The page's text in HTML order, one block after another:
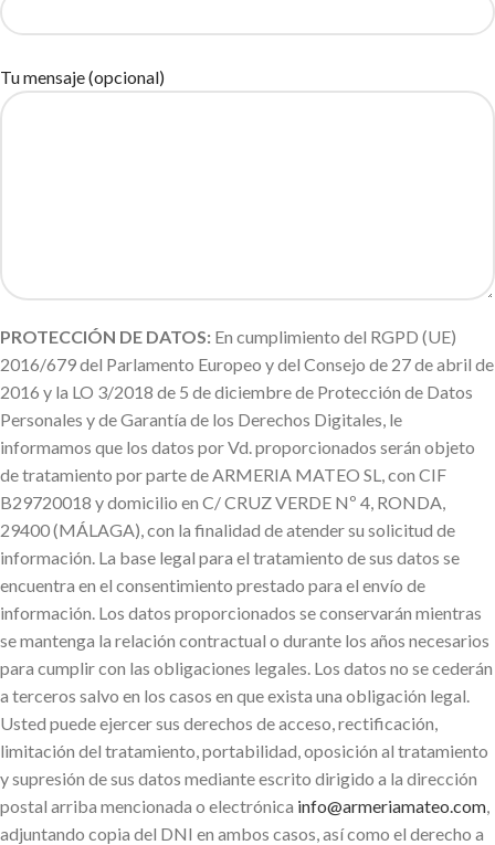
Tu mensaje (opcional)
PROTECCIÓN DE DATOS: En cumplimiento del RGPD (UE)
2016/679 del Parlamento Europeo y del Consejo de 27 de abril de
2016 y la LO 3/2018 de 5 de diciembre de Protección de Datos
Personales y de Garantía de los Derechos Digitales, le
informamos que los datos por Vd. proporcionados serán objeto
de tratamiento por parte de ARMERIA MATEO SL, con CIF
B29720018 y domicilio en C/ CRUZ VERDE Nº 4, RONDA,
29400 (MÁLAGA), con la finalidad de atender su solicitud de
información. La base legal para el tratamiento de sus datos se
encuentra en el consentimiento prestado para el envío de
información. Los datos proporcionados se conservarán mientras
se mantenga la relación contractual o durante los años necesarios
para cumplir con las obligaciones legales. Los datos no se cederán
a terceros salvo en los casos en que exista una obligación legal.
Usted puede ejercer sus derechos de acceso, rectificación,
limitación del tratamiento, portabilidad, oposición al tratamiento
y supresión de sus datos mediante escrito dirigido a la dirección
postal arriba mencionada o electrónica info@armeriamateo.com
adjuntando copia del DNI en ambos casos, así como el derecho a